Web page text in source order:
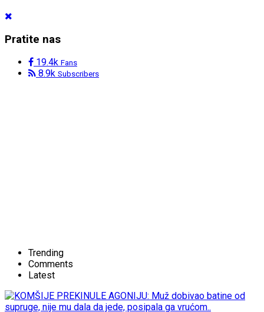
Pratite nas
19.4k Fans
8.9k Subscribers
Trending
Comments
Latest